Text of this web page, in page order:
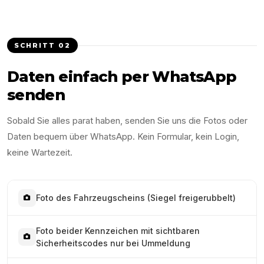
SCHRITT 02
Daten einfach per WhatsApp
senden
Sobald Sie alles parat haben, senden Sie uns die Fotos oder
Daten bequem über WhatsApp. Kein Formular, kein Login,
keine Wartezeit.
Foto des Fahrzeugscheins (Siegel freigerubbelt)
Foto beider Kennzeichen mit sichtbaren
Sicherheitscodes nur bei Ummeldung